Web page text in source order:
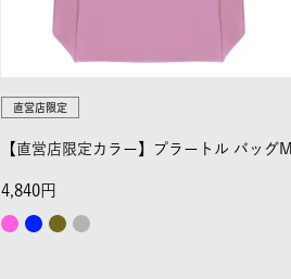
直営店限定
【直営店限定カラー】プラートル バッグM
4,840